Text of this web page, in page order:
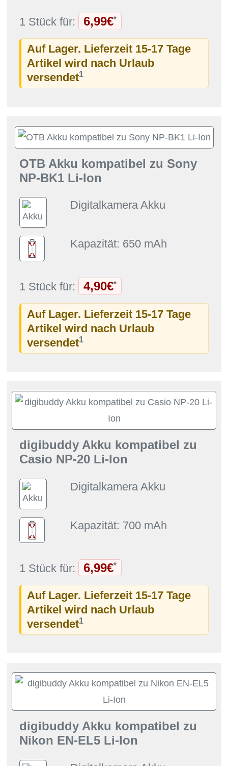
1 Stück für: 6,99€*
Auf Lager. Lieferzeit 15-17 Tage
Artikel wird nach Urlaub
versendet1
OTB Akku kompatibel zu Sony
NP-BK1 Li-Ion
Digitalkamera Akku
Kapazität: 650 mAh
1 Stück für: 4,90€*
Auf Lager. Lieferzeit 15-17 Tage
Artikel wird nach Urlaub
versendet1
digibuddy Akku kompatibel zu
Casio NP-20 Li-Ion
Digitalkamera Akku
Kapazität: 700 mAh
1 Stück für: 6,99€*
Auf Lager. Lieferzeit 15-17 Tage
Artikel wird nach Urlaub
versendet1
digibuddy Akku kompatibel zu
Nikon EN-EL5 Li-Ion